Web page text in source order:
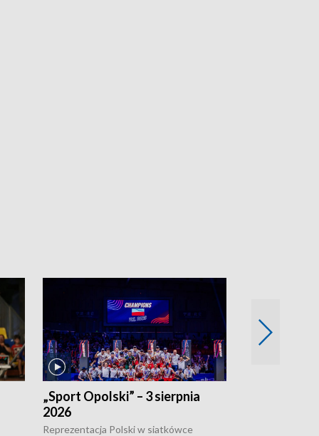
„Sport Opolski” – 3 sierpnia
2026
Reprezentacja Polski w siatkówce